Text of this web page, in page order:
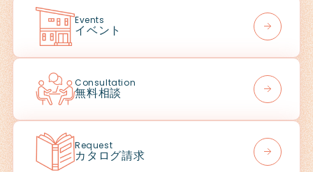
Events
イベント
Consultation
無料相談
Request
カタログ請求